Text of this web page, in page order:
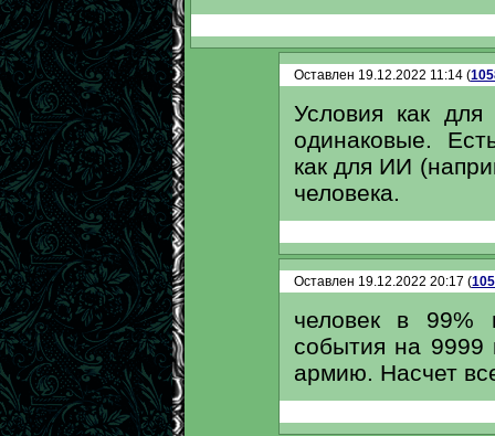
Оставлен 19.12.2022 11:14 (
Условия как
одинаковые.
как для ИИ
человека.
Оставлен 19.12.2022 20:17 (
человек в 99%
события на 9999
армию. Насчет